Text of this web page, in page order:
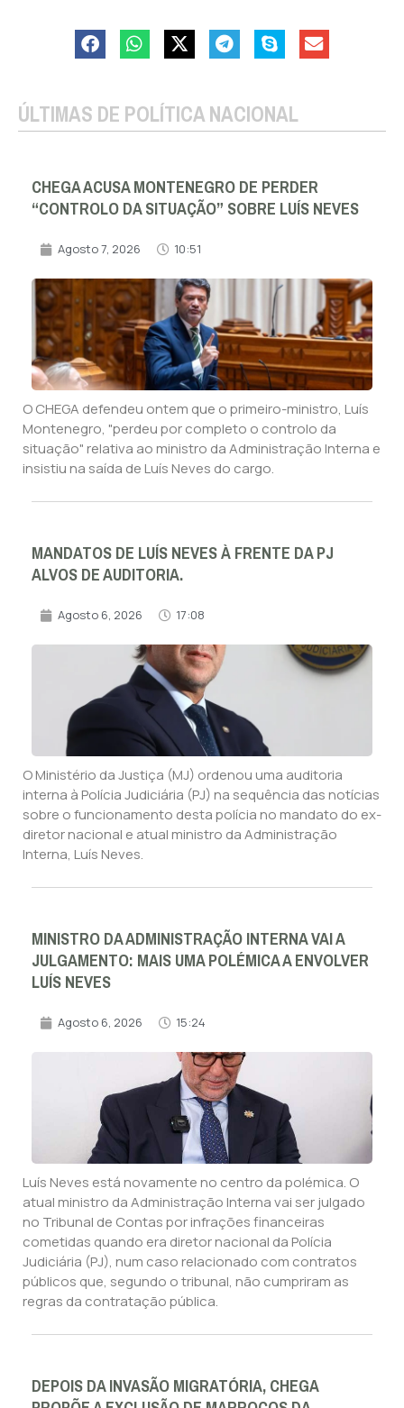
ÚLTIMAS DE POLÍTICA NACIONAL
CHEGA ACUSA MONTENEGRO DE PERDER
“CONTROLO DA SITUAÇÃO” SOBRE LUÍS NEVES
Agosto 7, 2026 10:51
O CHEGA defendeu ontem que o primeiro-ministro, Luís
Montenegro, "perdeu por completo o controlo da
situação" relativa ao ministro da Administração Interna e
insistiu na saída de Luís Neves do cargo.
MANDATOS DE LUÍS NEVES À FRENTE DA PJ
ALVOS DE AUDITORIA.
Agosto 6, 2026 17:08
O Ministério da Justiça (MJ) ordenou uma auditoria
interna à Polícia Judiciária (PJ) na sequência das notícias
sobre o funcionamento desta polícia no mandato do ex-
diretor nacional e atual ministro da Administração
Interna, Luís Neves.
MINISTRO DA ADMINISTRAÇÃO INTERNA VAI A
JULGAMENTO: MAIS UMA POLÉMICA A ENVOLVER
LUÍS NEVES
Agosto 6, 2026 15:24
Luís Neves está novamente no centro da polémica. O
atual ministro da Administração Interna vai ser julgado
no Tribunal de Contas por infrações financeiras
cometidas quando era diretor nacional da Polícia
Judiciária (PJ), num caso relacionado com contratos
públicos que, segundo o tribunal, não cumpriram as
regras da contratação pública.
DEPOIS DA INVASÃO MIGRATÓRIA, CHEGA